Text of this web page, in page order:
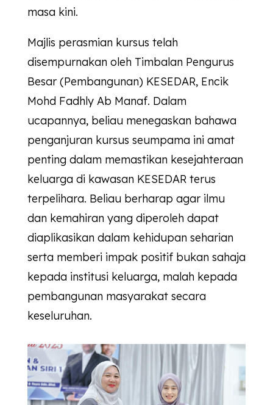
masa kini.
Majlis perasmian kursus telah
disempurnakan oleh Timbalan Pengurus
Besar (Pembangunan) KESEDAR, Encik
Mohd Fadhly Ab Manaf. Dalam
ucapannya, beliau menegaskan bahawa
penganjuran kursus seumpama ini amat
penting dalam memastikan kesejahteraan
keluarga di kawasan KESEDARterus
terpelihara. Beliau berharap agar ilmu
dan kemahiran yang diperoleh dapat
diaplikasikan dalam kehidupan seharian
serta memberi impak positif bukan sahaja
kepada institusi keluarga, malah kepada
pembangunan masyarakat secara
keseluruhan.